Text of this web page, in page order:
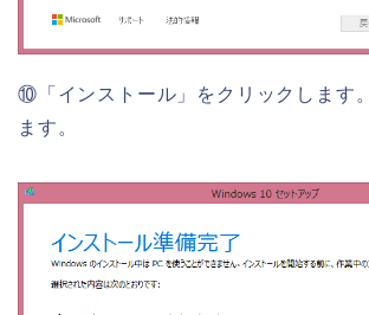
⑩「インストール」をクリックします
ます。